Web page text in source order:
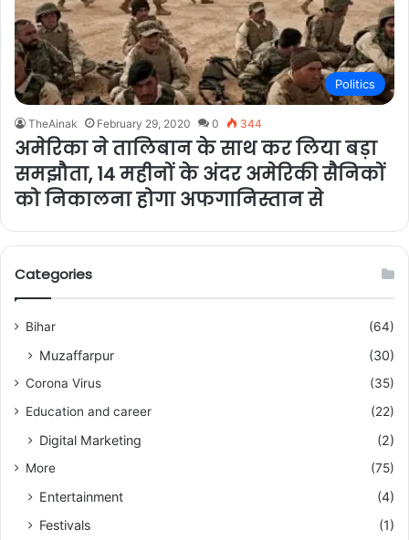
Politics
TheAinak February 29, 2020 0 344
अमेरिका ने तालिबान के साथ कर लिया बड़ा
समझौता, 14 महीनों के अंदर अमेरिकी सैनिकों
को निकालना होगा अफगानिस्तान से
Categories
Bihar (64)
Muzaffarpur (30)
Corona Virus
(35)
Education and career
(22)
Digital Marketing (2)
More (75)
Entertainment
(4)
Festivals
(1)